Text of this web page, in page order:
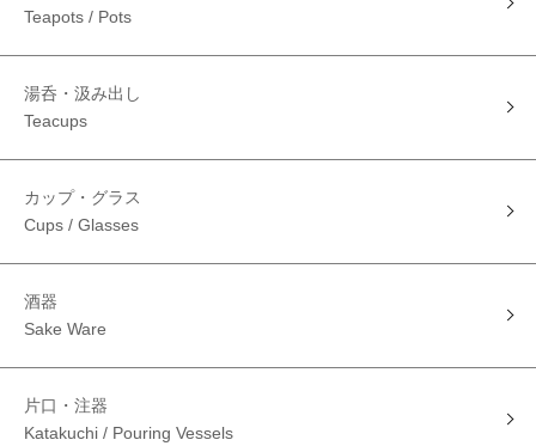
Teapots / Pots
湯呑・汲み出し
Teacups
カップ・グラス
Cups / Glasses
酒器
Sake Ware
片口・注器
Katakuchi / Pouring Vessels